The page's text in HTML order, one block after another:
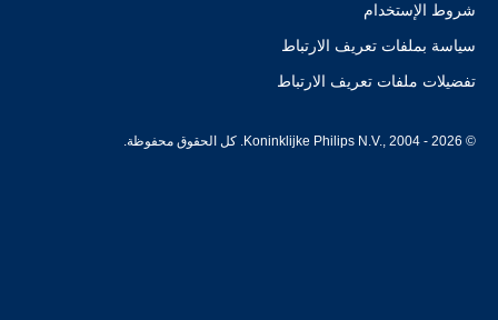
شروط الإستخدام
سياسة بملفات تعريف الارتباط
تفضيلات ملفات تعريف الارتباط
© Koninklijke Philips N.V., 2004 - 2026. كل الحقوق محفوظة.